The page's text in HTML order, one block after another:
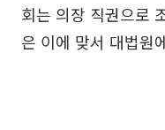
회는 의장 직권으로
은 이에 맞서 대법원